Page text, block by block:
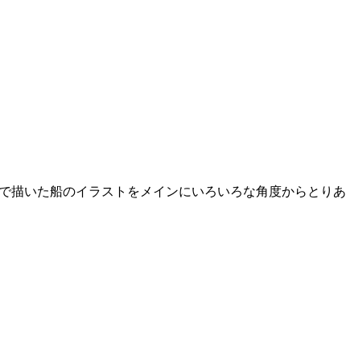
いた船のイラストをメインにいろいろな角度からとりあ